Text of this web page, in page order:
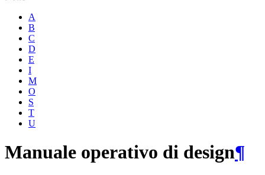
A
B
C
D
E
I
M
O
S
T
U
Manuale operativo di design¶